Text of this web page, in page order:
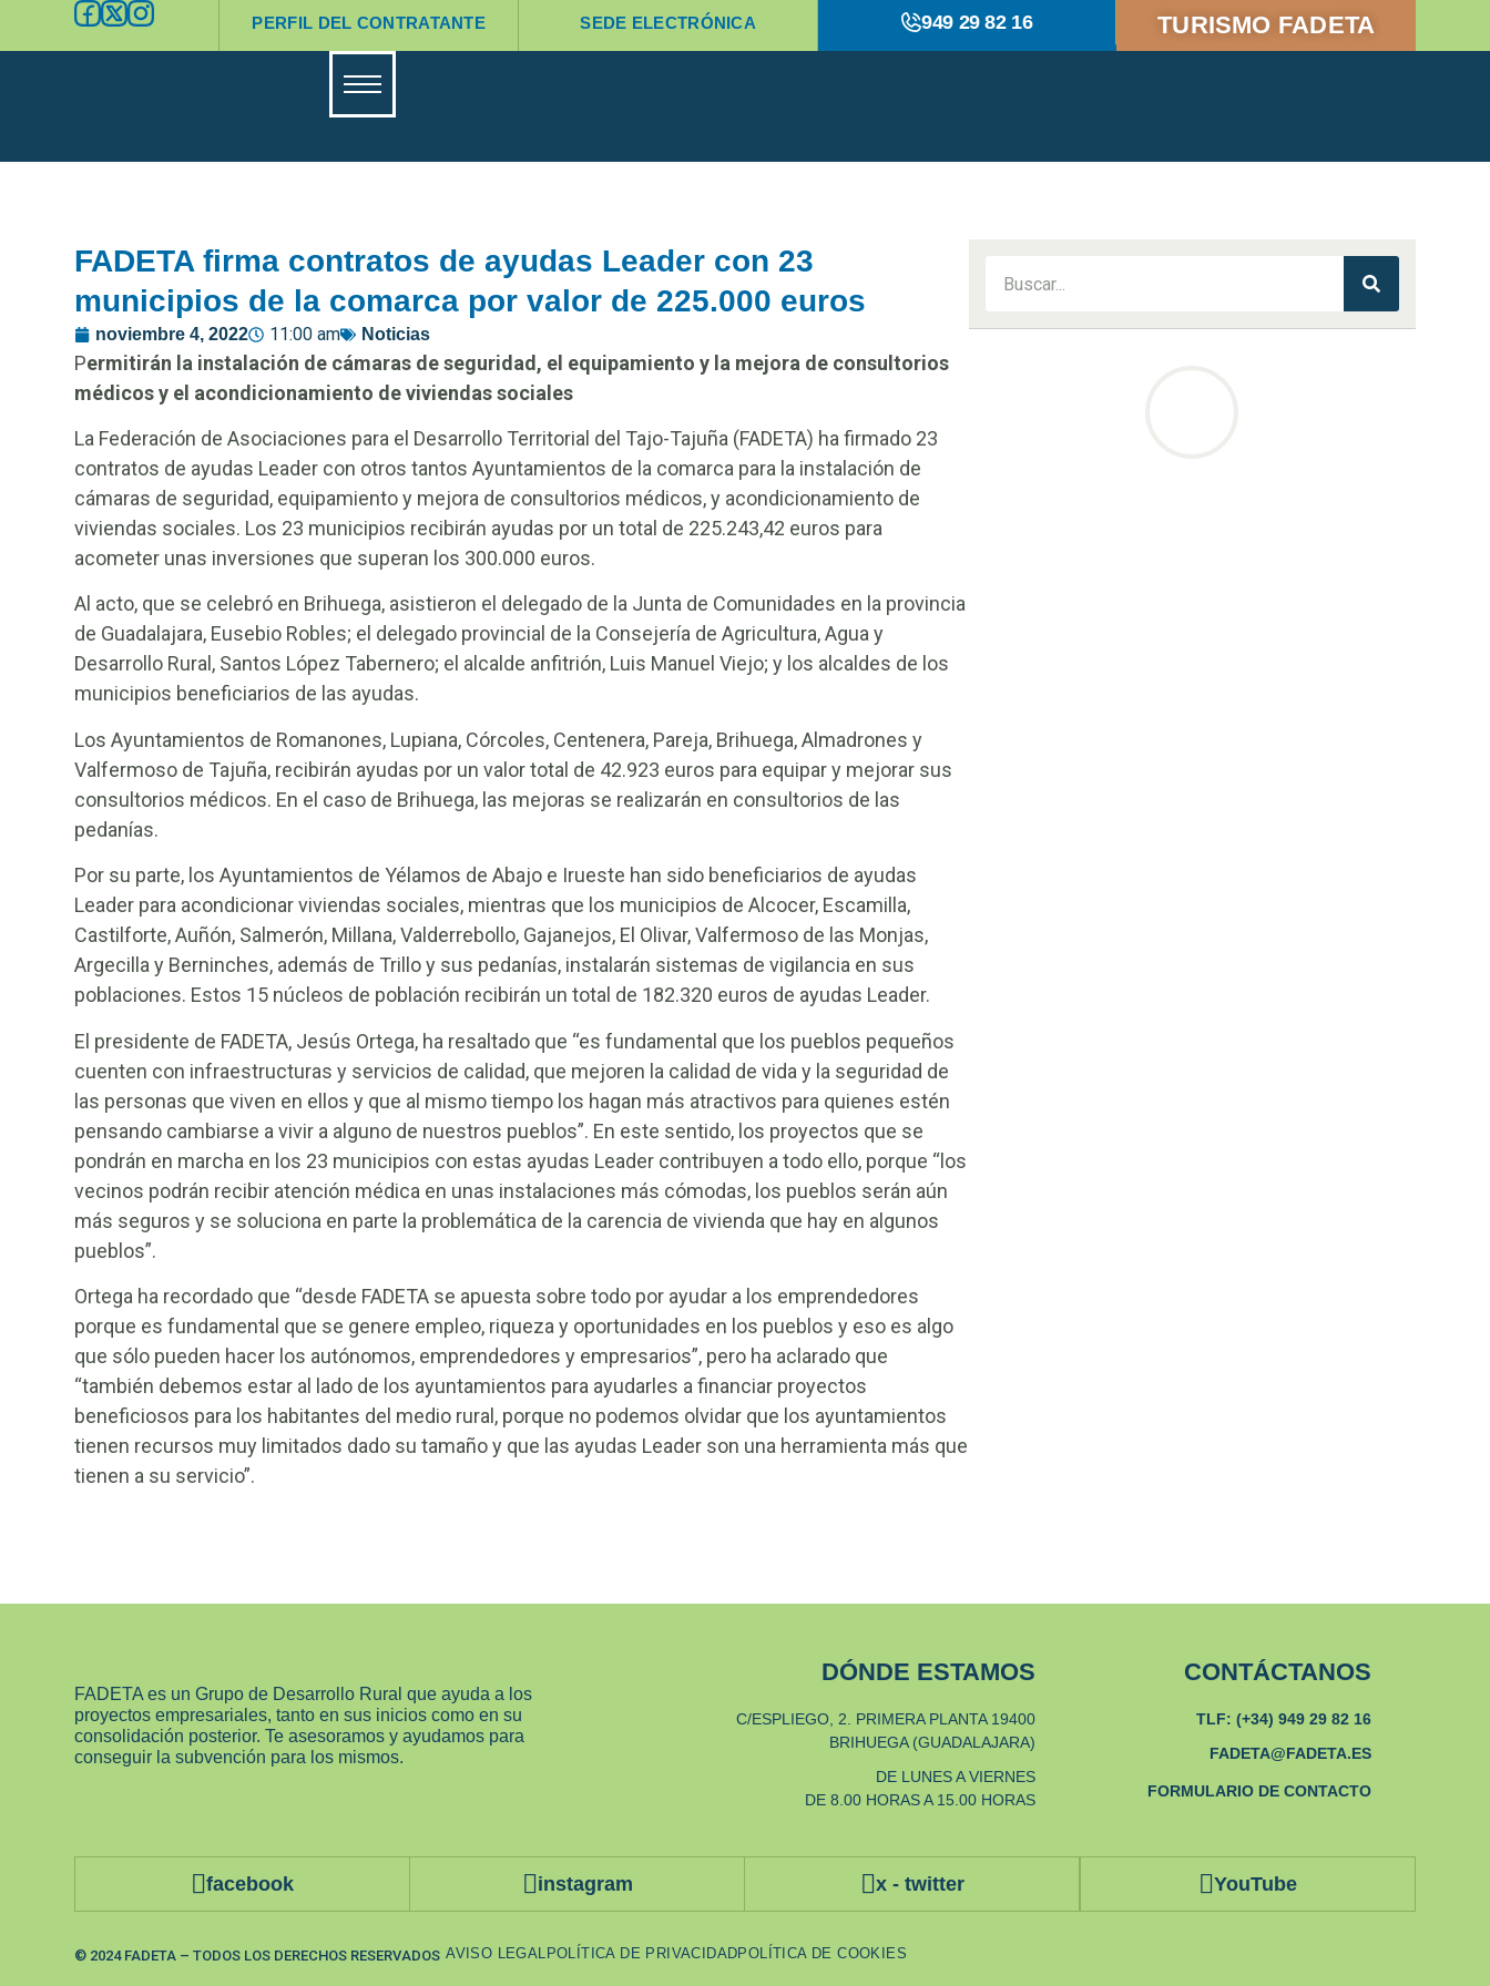
PERFIL DEL CONTRATANTE SEDE ELECTRÓNICA 949 29 82 16 TURISMO FADETA
FADETA firma contratos de ayudas Leader con 23
municipios de la comarca por valor de 225.000 euros
noviembre 4, 2022 11:00 am Noticias
Permitirán la instalación de cámaras de seguridad, el equipamiento y la mejora de consultorios
médicos y el acondicionamiento de viviendas sociales
La Federación de Asociaciones para el Desarrollo Territorial del Tajo-Tajuña (FADETA) ha firmado 23
contratos de ayudas Leader con otros tantos Ayuntamientos de la comarca para la instalación de
cámaras de seguridad, equipamiento y mejora de consultorios médicos, y acondicionamiento de
viviendas sociales. Los 23 municipios recibirán ayudas por un total de 225.243,42 euros para
acometer unas inversiones que superan los 300.000 euros.
Al acto, que se celebró en Brihuega, asistieron el delegado de la Junta de Comunidades en la provincia
de Guadalajara, Eusebio Robles; el delegado provincial de la Consejería de Agricultura, Agua y
Desarrollo Rural, Santos López Tabernero; el alcalde anfitrión, Luis Manuel Viejo; y los alcaldes de los
municipios beneficiarios de las ayudas.
Los Ayuntamientos de Romanones, Lupiana, Córcoles, Centenera, Pareja, Brihuega, Almadrones y
Valfermoso de Tajuña, recibirán ayudas por un valor total de 42.923 euros para equipar y mejorar sus
consultorios médicos. En el caso de Brihuega, las mejoras se realizarán en consultorios de las
pedanías.
Por su parte, los Ayuntamientos de Yélamos de Abajo e Irueste han sido beneficiarios de ayudas
Leader para acondicionar viviendas sociales, mientras que los municipios de Alcocer, Escamilla,
Castilforte, Auñón, Salmerón, Millana, Valderrebollo, Gajanejos, El Olivar, Valfermoso de las Monjas,
Argecilla y Berninches, además de Trillo y sus pedanías, instalarán sistemas de vigilancia en sus
poblaciones. Estos 15 núcleos de población recibirán un total de 182.320 euros de ayudas Leader.
El presidente de FADETA, Jesús Ortega, ha resaltado que “es fundamental que los pueblos pequeños
cuenten con infraestructuras y servicios de calidad, que mejoren la calidad de vida y la seguridad de
las personas que viven en ellos y que al mismo tiempo los hagan más atractivos para quienes estén
pensando cambiarse a vivir a alguno de nuestros pueblos”. En este sentido, los proyectos que se
pondrán en marcha en los 23 municipios con estas ayudas Leader contribuyen a todo ello, porque “los
vecinos podrán recibir atención médica en unas instalaciones más cómodas, los pueblos serán aún
más seguros y se soluciona en parte la problemática de la carencia de vivienda que hay en algunos
pueblos”.
Ortega ha recordado que “desde FADETA se apuesta sobre todo por ayudar a los emprendedores
porque es fundamental que se genere empleo, riqueza y oportunidades en los pueblos y eso es algo
que sólo pueden hacer los autónomos, emprendedores y empresarios”, pero ha aclarado que
“también debemos estar al lado de los ayuntamientos para ayudarles a financiar proyectos
beneficiosos para los habitantes del medio rural, porque no podemos olvidar que los ayuntamientos
tienen recursos muy limitados dado su tamaño y que las ayudas Leader son una herramienta más que
tienen a su servicio”.
FADETA es un Grupo de Desarrollo Rural que ayuda a los
proyectos empresariales, tanto en sus inicios como en su
consolidación posterior. Te asesoramos y ayudamos para
conseguir la subvención para los mismos.
DÓNDE ESTAMOS
C/ESPLIEGO, 2. PRIMERA PLANTA 19400
BRIHUEGA (GUADALAJARA)
DE LUNES A VIERNES
DE 8.00 HORAS A 15.00 HORAS
CONTÁCTANOS
TLF: (+34) 949 29 82 16
FADETA@FADETA.ES
FORMULARIO DE CONTACTO
facebook instagram x - twitter YouTube
© 2024 FADETA – TODOS LOS DERECHOS RESERVADOS AVISO LEGAL POLÍTICA DE PRIVACIDADPOLÍTICA DE COOKIES